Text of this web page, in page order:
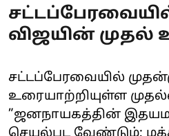
விஜயின் முதல்
சட்டப்பேரவையில்
உரையாற்றியுள்ள
”ஜனநாயகத்தின்